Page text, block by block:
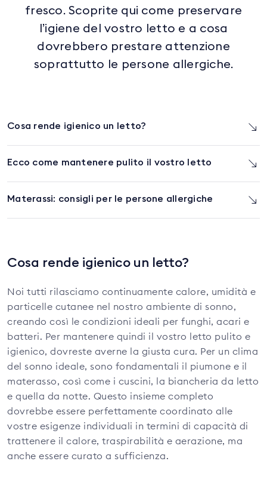
fresco. Scoprite qui come preservare
l’igiene del vostro letto e a cosa
dovrebbero prestare attenzione
soprattutto le persone allergiche.
Cosa rende igienico un letto?
Ecco come mantenere pulito il vostro letto
Materassi: consigli per le persone allergiche
Cosa rende igienico un letto?
Noi tutti rilasciamo continuamente calore, umidità e
particelle cutanee nel nostro ambiente di sonno,
creando così le condizioni ideali per funghi, acari e
batteri. Per mantenere quindi il vostro letto pulito e
igienico, dovreste averne la giusta cura. Per un clima
del sonno ideale, sono fondamentali il piumone e il
materasso, così come i cuscini, la biancheria da letto
e quella da notte. Questo insieme completo
dovrebbe essere perfettamente coordinato alle
vostre esigenze individuali in termini di capacità di
trattenere il calore, traspirabilità e aerazione, ma
anche essere curato a sufficienza.